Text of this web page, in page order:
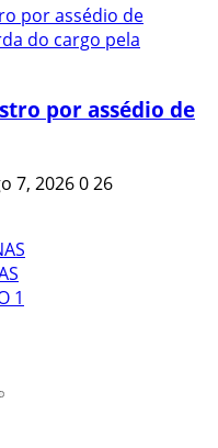
por assédio de
7, 2026026
1